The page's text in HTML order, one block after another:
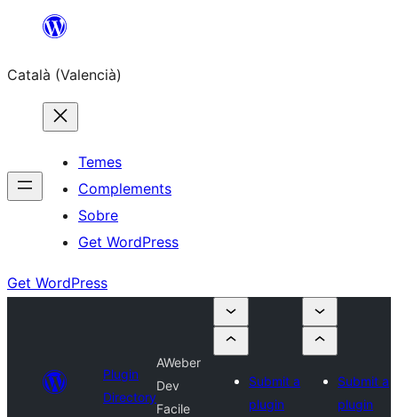
Saltar
contingut
Català (Valencià)
Temes
Complements
Sobre
Get WordPress
Get WordPress
Plugin
Directory
AWeber
Dev
Facile
Submit a
plugin
Submit a
plugin